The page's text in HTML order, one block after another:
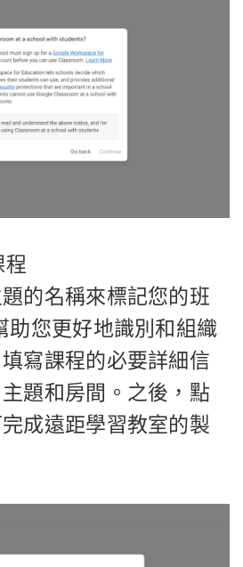
的名稱來標記您的班
助您更好地識別和組織
寫課程的必要詳細信
題和房間。之後，點
成遠距學習教室的製